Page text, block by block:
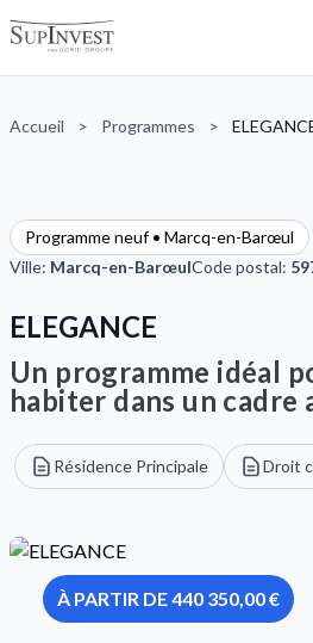
Accueil > Programmes >
Programme neuf • Marcq-en-Barœul
Ville: Marcq-en-BarœulCode postal:
ELEGANCE
Un programme idéal
habiter dans un
Résidence Principale Droit
À PARTIR DE 440 350,00 €